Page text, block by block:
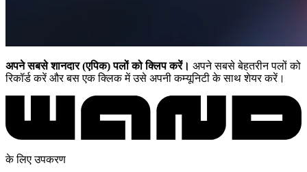
अपने सबसे शानदार (एपिक) पलों को क्लिप करें। अपने सबसे बेहतरीन पलों को
रिकॉर्ड करें और बस एक क्लिक में उसे अपनी कम्यूनिटी के साथ शेयर करें।
के लिए उपकरण